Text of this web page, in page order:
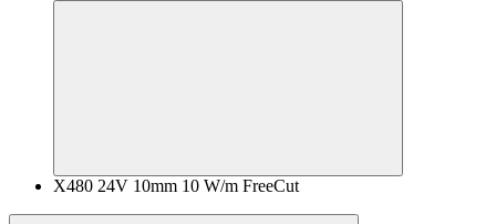
X480 24V 10mm 10 W/m FreeCut